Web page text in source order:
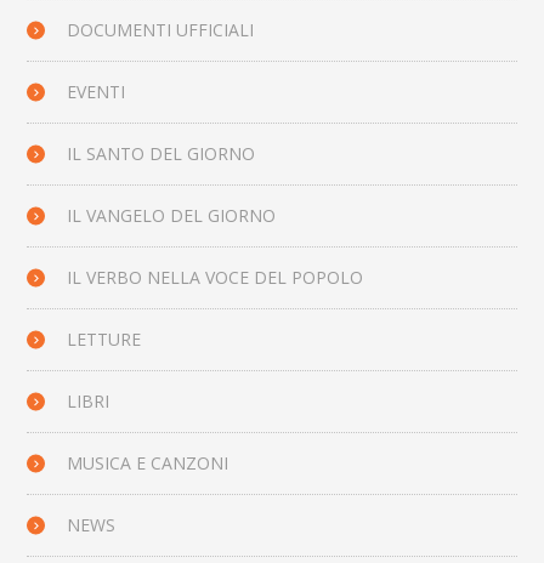
DOCUMENTI UFFICIALI
EVENTI
IL SANTO DEL GIORNO
IL VANGELO DEL GIORNO
IL VERBO NELLA VOCE DEL POPOLO
LETTURE
LIBRI
MUSICA E CANZONI
NEWS